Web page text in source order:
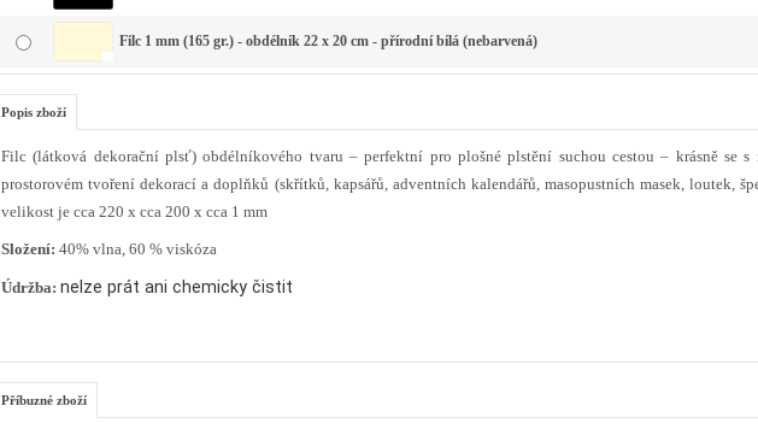
Filc 1 mm (165 gr.) - obdélník 22 x 20 cm - přírodní bílá (nebarvená)
Popis zboží
Filc (látková dekorační plsť) obdélníkového tvaru – perfektní pro plošné plstění suchou cestou – krásně se
prostorovém tvoření dekorací a doplňků (skřítků, kapsářů, adventních kalendářů, masopustních masek, loutek,
velikost je cca 220 x cca 200 x cca 1 mm
Složení: 40% vlna, 60 % viskóza
Údržba: nelze prát ani chemicky čistit
Příbuzné zboží